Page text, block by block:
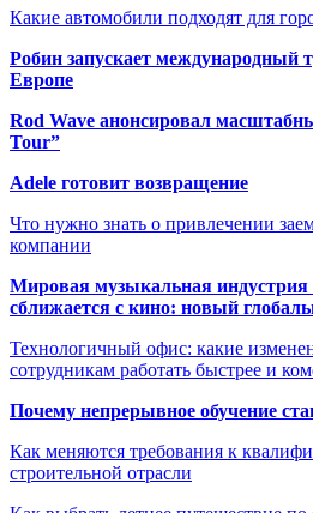
Какие автомобили подходят для
Робин запускает международный
Европе
Rod Wave анонсировал
Tour”
Adele готовит возвращение
Что нужно знать о привлечении
компании
Мировая музыкальная индустрия
сближается с кино: новый
Технологичный офис: какие
сотрудникам работать быстрее и
Почему непрерывное обучение
Как меняются требования к
строительной отрасли